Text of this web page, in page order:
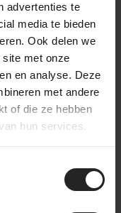
advertenties te
media te bieden
Ook delen we
met onze
en analyse. Deze
met andere
of die ze hebben
hun services.
Accessoires
de fiets verzonden
of wereldwijd. Zo
aankomt.